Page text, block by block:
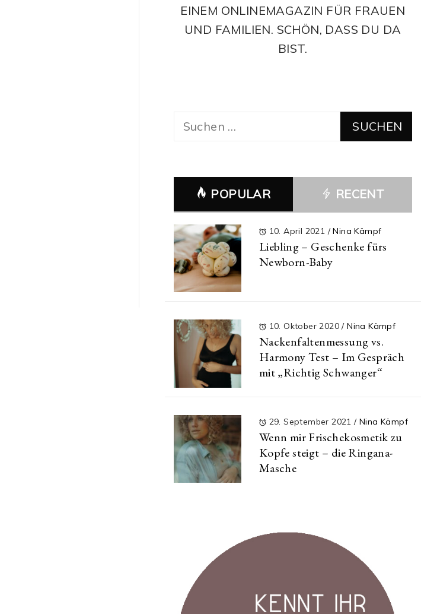
EINEM ONLINEMAGAZIN FÜR FRAUEN
UND FAMILIEN. SCHÖN, DASS DU DA
BIST.
Suchen
POPULAR RECENT
10. April 2021 / Nina Kämpf
Liebling – Geschenke fürs
Newborn-Baby
10. Oktober 2020/ Nina Kämpf
Nackenfaltenmessung vs.
Harmony Test – Im Gespräch
mit „Richtig Schwanger“
29. September 2021/ Nina Kämpf
Wenn mir Frischekosmetik zu
Kopfe steigt – die Ringana-
Masche